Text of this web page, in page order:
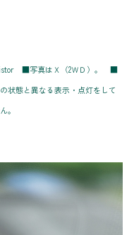
■写真はＸ（2ＷＤ）。 ■
状態と異なる表示・点灯をして
。